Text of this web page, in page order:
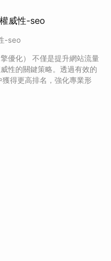
威性-seo
-seo
優化） 不僅是提升網站流量
性的關鍵策略。透過有效的
得更高排名，強化專業形